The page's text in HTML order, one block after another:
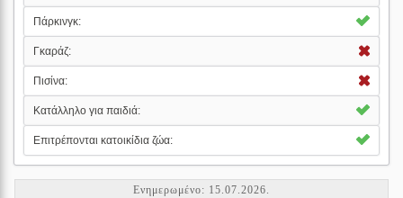
Πάρκινγκ:
Γκαράζ:
Πισίνα:
Κατάλληλο για παιδιά:
Επιτρέπονται κατοικίδια ζώα:
Ενημερωμένο: 15.07.2026.